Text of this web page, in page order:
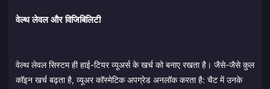
वेल्थ लेवल और विजिबिलिटी
वेल्थ लेवल सिस्टम ही हाई-टियर व्यूअर्स के खर्च को बनाए रखता है। जैसे-जैसे कुल
कॉइन खर्च बढ़ता है, व्यूअर कॉस्मेटिक अपग्रेड अनलॉक करता है: चैट में उनके